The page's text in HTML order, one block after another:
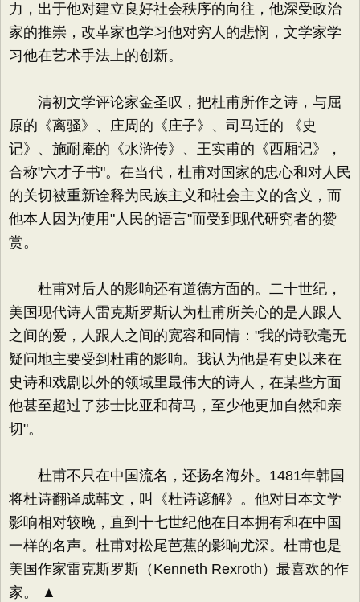
力，出于他对建立良好社会秩序的向往，他深受政治
家的推崇，改革家也学习他对穷人的悲悯，文学家学
习他在艺术手法上的创新。
清初文学评论家金圣叹，把杜甫所作之诗，与屈
原的《离骚》、庄周的《庄子》、司马迁的 《史
记》、施耐庵的《水浒传》、王实甫的《西厢记》，
合称"六才子书"。在当代，杜甫对国家的忠心和对人民
的关切被重新诠释为民族主义和社会主义的含义，而
他本人因为使用"人民的语言"而受到现代研究者的赞
赏。
杜甫对后人的影响还有道德方面的。二十世纪，
美国现代诗人雷克斯罗斯认为杜甫所关心的是人跟人
之间的爱，人跟人之间的宽容和同情："我的诗歌毫无
疑问地主要受到杜甫的影响。我认为他是有史以来在
史诗和戏剧以外的领域里最伟大的诗人，在某些方面
他甚至超过了莎士比亚和荷马，至少他更加自然和亲
切"。
杜甫不只在中国流名，还扬名海外。1481年韩国
将杜诗翻译成韩文，叫《杜诗谚解》。他对日本文学
影响相对较晚，直到十七世纪他在日本拥有和在中国
一样的名声。杜甫对松尾芭蕉的影响尤深。杜甫也是
美国作家雷克斯罗斯（Kenneth Rexroth）最喜欢的作
家。 ▲